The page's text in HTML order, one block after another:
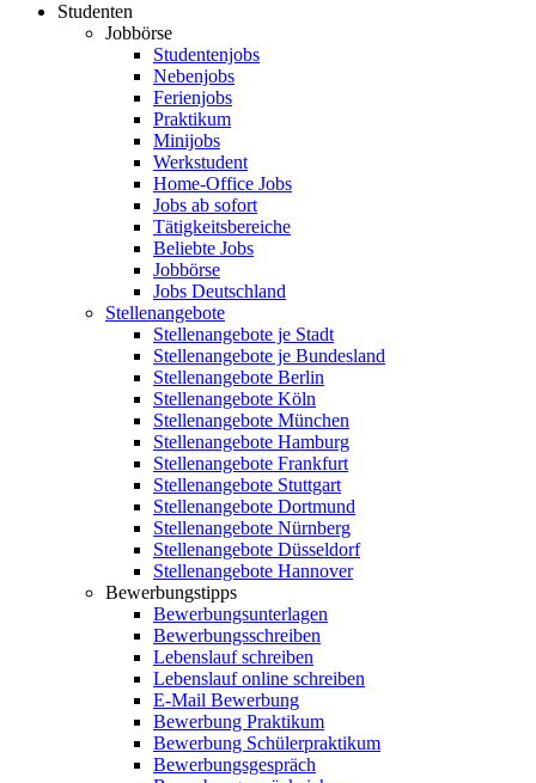
Studenten
Jobbörse
Studentenjobs
Nebenjobs
Ferienjobs
Praktikum
Minijobs
Werkstudent
Home-Office Jobs
Jobs ab sofort
Tätigkeitsbereiche
Beliebte Jobs
Jobbörse
Jobs Deutschland
Stellenangebote
Stellenangebote je Stadt
Stellenangebote je Bundesland
Stellenangebote Berlin
Stellenangebote Köln
Stellenangebote München
Stellenangebote Hamburg
Stellenangebote Frankfurt
Stellenangebote Stuttgart
Stellenangebote Dortmund
Stellenangebote Nürnberg
Stellenangebote Düsseldorf
Stellenangebote Hannover
Bewerbungstipps
Bewerbungsunterlagen
Bewerbungsschreiben
Lebenslauf schreiben
Lebenslauf online schreiben
E-Mail Bewerbung
Bewerbung Praktikum
Bewerbung Schülerpraktikum
Bewerbungsgespräch